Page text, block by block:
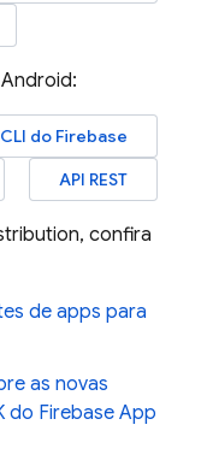
CLI do Firebase
API REST
, confira
de apps para
as novas
do Firebase App